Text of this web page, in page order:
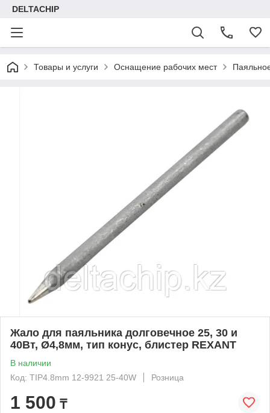
DELTACHIP
Товары и услуги Оснащение рабочих мест
Жало для паяльника долговечное 25, 30 и
40Вт, Ø4,8мм, тип конус, блистер REXANT
В наличии
Код: TIP4.8mm 12-9921 25-40W
Розница
1 500 ₸